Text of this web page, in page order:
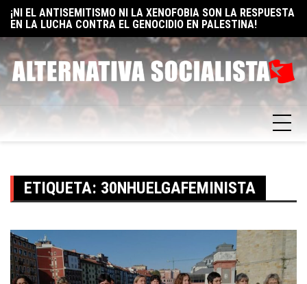
Skip
content
EN LA LUCHA CONTRA EL GENOCIDIO EN PALESTINA!
ELON MUSK: UN BILLÓN Y UNO RAZONES PARA SER
SOCIALISTA
ETIQUETA: 30NHUELGAFEMINISTA